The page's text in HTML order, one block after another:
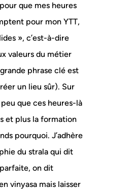
que mes heures
pour mon YTT,
», c’est-à-dire
valeurs du métier
phrase clé est
un lieu sûr). Sur
que ces heures-là
et plus la formation
pourquoi. J’adhère
du strala qui dit
parfaite, on dit
vinyasa mais laisser